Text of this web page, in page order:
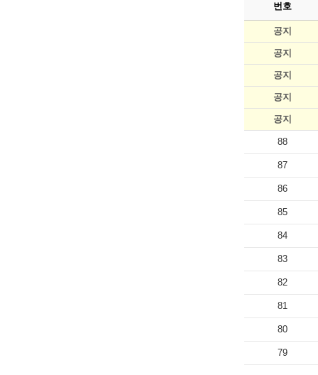
번호
공지
공지
공지
공지
공지
88
87
86
85
84
83
82
81
80
79